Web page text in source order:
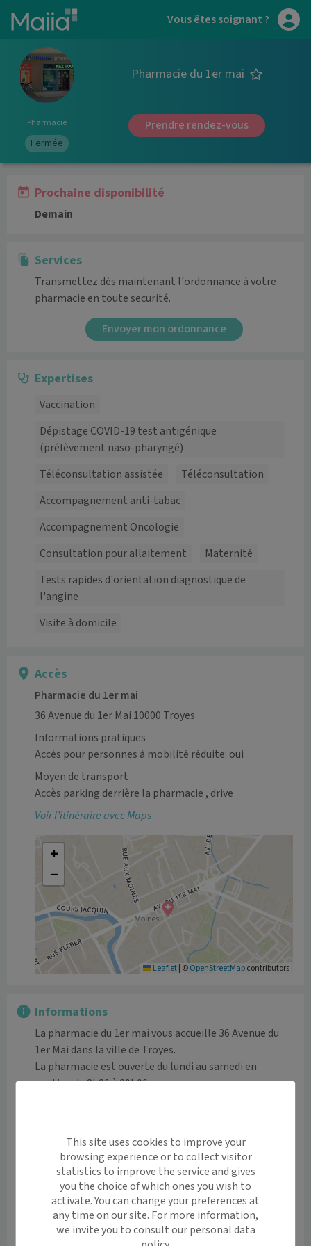
Aller au contenu principal Vous êtes soignant ?
Pharmacie du 1er mai
Pharmacie
Fermée
Prendre rendez-vous
Prochaine disponibilité
Demain
Services
Transmettez dès maintenant l'ordonnance à votre
pharmacie en toute securité.
Envoyer mon ordonnance
Expertises
Vaccination
Dépistage COVID-19 test antigénique
(prélèvement naso-pharyngé)
Téléconsultation assistée
Téléconsultation
Accompagnement anti-tabac
Accompagnement Oncologie
Consultation pour allaitement
Maternité
Tests rapides d'orientation diagnostique de
l'angine
Visite à domicile
Accès
Pharmacie du 1er mai
36 Avenue du 1er Mai 10000 Troyes
Informations pratiques
Accès pour personnes à mobilité réduite: oui
Moyen de transport
Accès parking derrière la pharmacie , drive
Voir l’itinéraire avec Maps
+
−
Leaflet| ©OpenStreetMapcontributors
Informations
La pharmacie du 1er mai vous accueille 36 Avenue du
1er Mai dans la ville de Troyes.
La pharmacie est ouverte du lundi au samedi en
continu de 8h30 à 20h00 .
délivrer vos médicaments sur ordonnance et vous
prodiguer leurs meilleurs conseils pharmaceutiques.
------------------------------
La pharmacie propose également un service de
TELECONSULTATION ASSISTEE qui vous permet de
téléconsulter un médecin tout en limitant vos
This site uses cookies to improve your
browsing experience or to collect visitor
statistics to improve the service and gives
you the choice of which ones you wish to
activate. You can change your preferences at
any time on our site. For more information,
we invite you to consult our personal data